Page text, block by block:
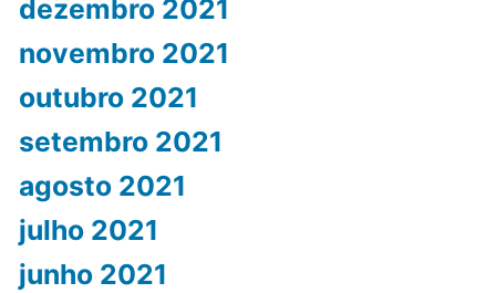
dezembro 2021
novembro 2021
outubro 2021
setembro 2021
agosto 2021
julho 2021
junho 2021